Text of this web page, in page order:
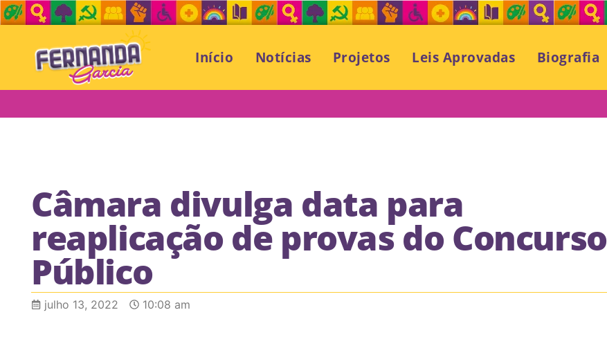
Início Notícias Projetos Leis Aprovadas Biografia
Câmara divulga data para
reaplicação de provas do Concurso
Público
julho 13, 2022 10:08 am